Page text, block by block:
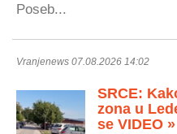
Poseb...
Vranjenews 07.08.2026 14:02
SRCE:
zona u
se VIDEO »